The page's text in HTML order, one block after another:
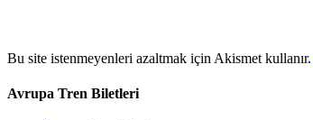
Bu site istenmeyenleri azaltmak için Akismet kullanır.
Avrupa Tren Biletleri